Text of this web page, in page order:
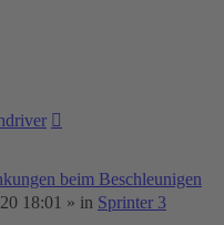
beim Beschleunigen
18:01 » in Sprinter 3